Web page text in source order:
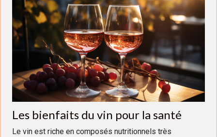
Les bienfaits du vin pour la santé
Le vin est riche en composés nutritionnels très